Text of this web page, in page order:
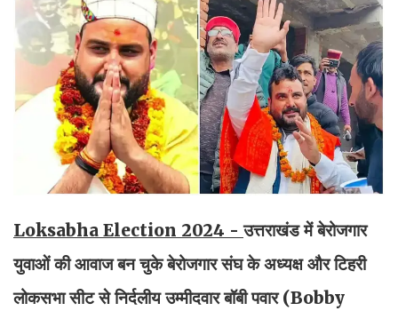
Loksabha Election 2024 -उत्तराखंड में बेरोजगार
युवाओं की आवाज बन चुके बेरोजगार संघ के अध्यक्ष और टिहरी
लोकसभा सीट से निर्दलीय उम्मीदवार बॉबी पवार (Bobby